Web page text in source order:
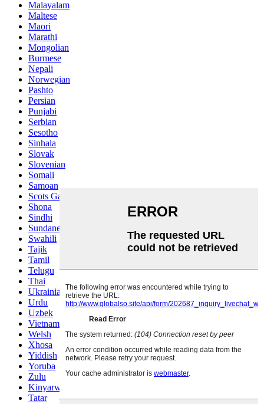
Malayalam
Maltese
Maori
Marathi
Mongolian
Burmese
Nepali
Norwegian
Pashto
Persian
Punjabi
Serbian
Sesotho
Sinhala
Slovak
Slovenian
Somali
Samoan
Scots Gaelic
Shona
Sindhi
Sundanese
Swahili
Tajik
Tamil
Telugu
Thai
Ukrainian
Urdu
Uzbek
Vietnamese
Welsh
Xhosa
Yiddish
Yoruba
Zulu
Kinyarwanda
Tatar